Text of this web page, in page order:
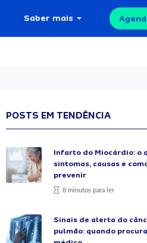
Saber mais
POSTS EM TENDÊNCIA
Infarto do Miocárdio: o
sintomas, causas e
prevenir
8 minutos para ler
Sinais de alerta do
pulmão: quando